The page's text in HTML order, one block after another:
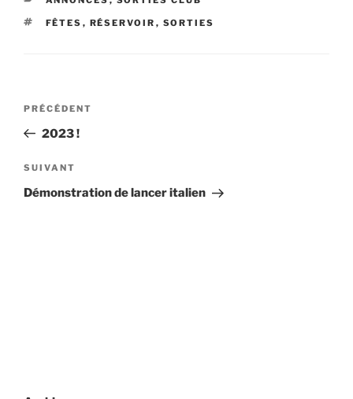
ÉTIQUETTES
FÊTES , RÉSERVOIR , SORTIES
Navigation
l’article
Article
précédent
PRÉCÉDENT
2023 !
Article
suivant
SUIVANT
Démonstration de lancer italien